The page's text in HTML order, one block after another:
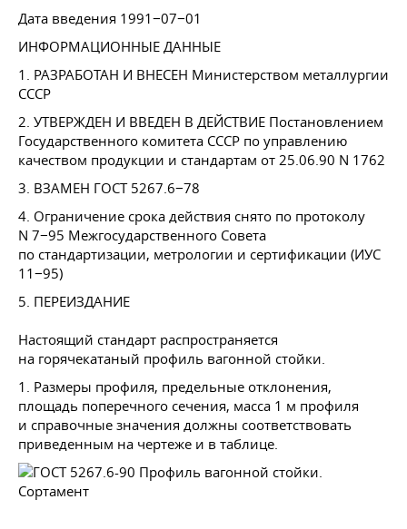
Дата введения 1991−07−01
ИНФОРМАЦИОННЫЕ ДАННЫЕ
1. РАЗРАБОТАН И ВНЕСЕН Министерством металлургии
СССР
2. УТВЕРЖДЕН И ВВЕДЕН В ДЕЙСТВИЕ Постановлением
Государственного комитета СССР по управлению
качеством продукции и стандартам от 25.06.90 N 1762
3. ВЗАМЕН ГОСТ 5267.6−78
4. Ограничение срока действия снято по протоколу
N 7−95 Межгосударственного Совета
по стандартизации, метрологии и сертификации (ИУС
11−95)
5. ПЕРЕИЗДАНИЕ
Настоящий стандарт распространяется
на горячекатаный профиль вагонной стойки.
1. Размеры профиля, предельные отклонения,
площадь поперечного сечения, масса 1 м профиля
и справочные значения должны соответствовать
приведенным на чертеже и в таблице.